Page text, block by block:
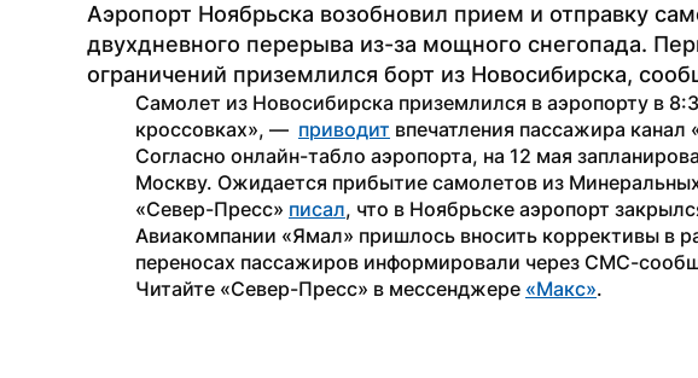
Аэропорт Ноябрьска возобновил прием и отправку
двухдневного перерыва из-за мощного снегопада.
ограничений приземлился борт из Новосибирска,
Самолет из Новосибирска приземлился в аэропорту в
кроссовках», — приводит впечатления пассажира
Согласно онлайн-табло аэропорта, на 12 мая
Москву. Ожидается прибытие самолетов из
«Север-Пресс» писал, что в Ноябрьске аэропорт
Авиакомпании «Ямал» пришлось вносить коррективы в
переносах пассажиров информировали через СМС-
Читайте «Север-Пресс» в мессенджере «Макс».